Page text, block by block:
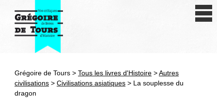
Antiquité
Grégoire de Tours > Tous les livres d'Histoire >Autres
civilisations > Civilisations asiatiques > La souplesse du
dragon